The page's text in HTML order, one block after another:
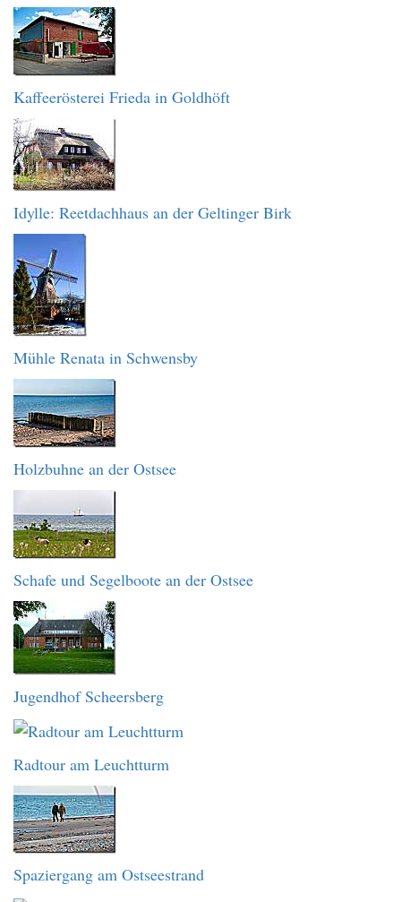
Kaffeerösterei Frieda in Goldhöft
Idylle: Reetdachhaus an der Geltinger Birk
Mühle Renata in Schwensby
Holzbuhne an der Ostsee
Schafe und Segelboote an der Ostsee
Jugendhof Scheersberg
Radtour am Leuchtturm
Spaziergang am Ostseestrand